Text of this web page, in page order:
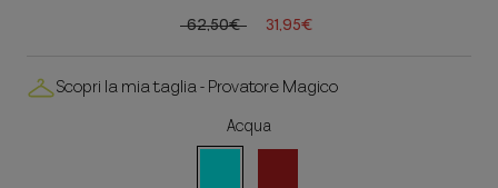
62,50€ 31,95€
Scopri la mia taglia - Provatore Magico
Acqua